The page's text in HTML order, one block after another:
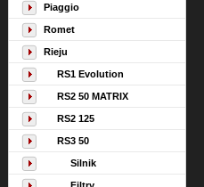
Piaggio
Romet
Rieju
RS1 Evolution
RS2 50 MATRIX
RS2 125
RS3 50
Silnik